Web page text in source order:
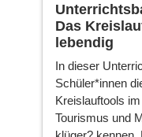
Das
lebendig
In dieser
Schüler*innen
Kreislauftools
Tourismus und